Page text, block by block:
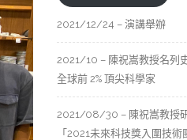
2021/12/24 – 演講舉辦
2021/10 – 陳祝嵩教授名列
全球前 2% 頂尖科學家
2021/08/30 – 陳祝嵩教授
「2021未來科技獎入圍技術